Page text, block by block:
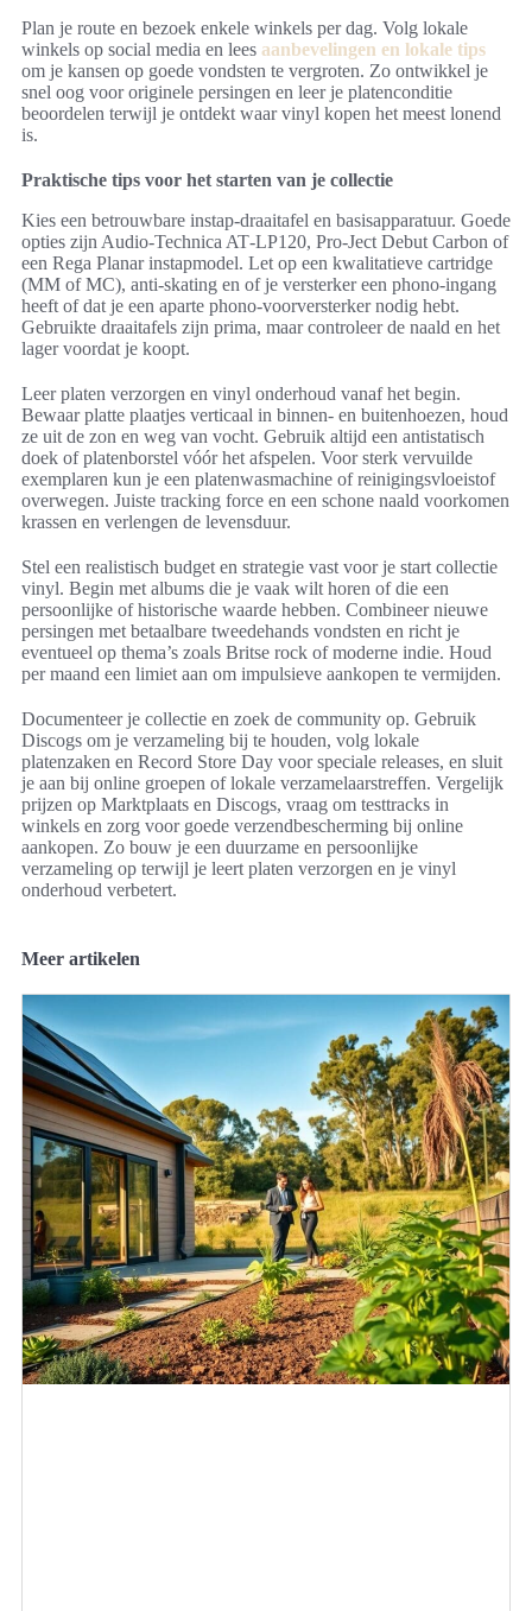
Plan je route en bezoek enkele winkels per dag. Volg lokale
winkels op social media en lees aanbevelingen en lokale tips
om je kansen op goede vondsten te vergroten. Zo ontwikkel je
snel oog voor originele persingen en leer je platenconditie
beoordelen terwijl je ontdekt waar vinyl kopen het meest lonend
is.
Praktische tips voor het starten van je collectie
Kies een betrouwbare instap‑draaitafel en basisapparatuur. Goede
opties zijn Audio‑Technica AT‑LP120, Pro‑Ject Debut Carbon of
een Rega Planar instapmodel. Let op een kwalitatieve cartridge
(MM of MC), anti‑skating en of je versterker een phono‑ingang
heeft of dat je een aparte phono‑voorversterker nodig hebt.
Gebruikte draaitafels zijn prima, maar controleer de naald en het
lager voordat je koopt.
Leer platen verzorgen en vinyl onderhoud vanaf het begin.
Bewaar platte plaatjes verticaal in binnen- en buitenhoezen, houd
ze uit de zon en weg van vocht. Gebruik altijd een antistatisch
doek of platenborstel vóór het afspelen. Voor sterk vervuilde
exemplaren kun je een platenwasmachine of reinigingsvloeistof
overwegen. Juiste tracking force en een schone naald voorkomen
krassen en verlengen de levensduur.
Stel een realistisch budget en strategie vast voor je start collectie
vinyl. Begin met albums die je vaak wilt horen of die een
persoonlijke of historische waarde hebben. Combineer nieuwe
persingen met betaalbare tweedehands vondsten en richt je
eventueel op thema’s zoals Britse rock of moderne indie. Houd
per maand een limiet aan om impulsieve aankopen te vermijden.
Documenteer je collectie en zoek de community op. Gebruik
Discogs om je verzameling bij te houden, volg lokale
platenzaken en Record Store Day voor speciale releases, en sluit
je aan bij online groepen of lokale verzamelaarstreffen. Vergelijk
prijzen op Marktplaats en Discogs, vraag om testtracks in
winkels en zorg voor goede verzendbescherming bij online
aankopen. Zo bouw je een duurzame en persoonlijke
verzameling op terwijl je leert platen verzorgen en je vinyl
onderhoud verbetert.
Meer artikelen